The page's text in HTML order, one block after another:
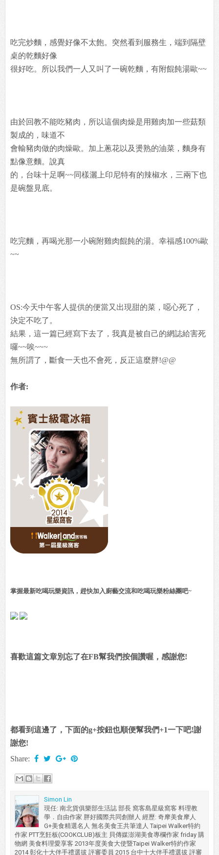
吃完炒麵，感覺好像不太飽。突然看到服務生，端到隔壁
桌的乾麵好像
很好吃。所以我們一人又叫了一碗乾麵，有附餛飩湯歐~~
由於回教不能吃豬肉，所以這個肉燥是用雞肉加一些菇類
製成的，味道不
會輸豬肉做的肉燥歐。加上蔥花以及燙熟的油菜，麵身有
點像意麵。說真
的，台味十足啊~~同樣灑上印尼特有的辣椒水，三兩下也
是碗盤見底。
吃完麵，再喝光那一小碗附雞肉餛飩的湯。幸福感100%歐
~~
OS:今天中午客人提供的便當又出現甜的菜，噁心死了，
決定不吃了。
結果，這一篇已經寫下去了，我真是被自己的網誌給害死
囉~~唉~~~
無所謂了，斷食一天也不會死，反正這麼胖!@@
作者:
掌握最新吃喝玩樂資訊，趕快加入廚藝交流和吃喝玩樂粉絲團吧~
喜歡這篇文章別忘了在FB幫我們按個讚喔，感謝您!
都看到這邊了，下面的g+按鈕也順便幫我們+1一下吧!謝
謝您!
Share:
Simon Lin
現任: 南北貨俱樂部生活誌 部長 窩客島星級窩客 料理教
學．自由作家 胖好國際共同創辦人 經歷: 奇摩美食摩人
G+美食精選名人 無名美食王共筆達人 Taipei Walker特約
作家 PTT烹飪板(COOKCLUB)板主 貝傳媒澎湖美食專欄作家 friday 購
物網 美食料理愛享客 2013年度美食大使暨Taipei Walker特約作家
2014 彰化十大伴手禮選拔 評審委員 2015 台中十大伴手禮選拔 評審